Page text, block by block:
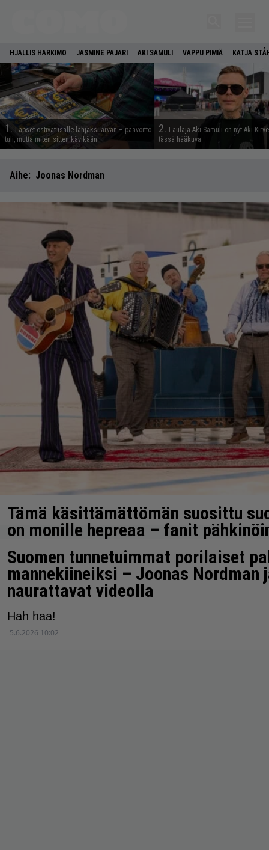
HJALLIS HARKIMO JASMINE PAJARI AKI SAMULI VAPPU PIMIÄ KATJA
1. Lapset ostivat isälle lahjaksi arvan – päävoitto
tuli, mutta miten sitten kävikään
2. Laulaja Aki Samuli on nyt Aki
tässä hääkuva
Aihe: Joonas Nordman
Tämä käsittämättömän suosittu
on monille hepreaa – fanit
uutisesta
Keiski ja ENO.
11.6.2026 14:46
Suomen tunnetuimmat porilaiset
mannekiineiksi – Joonas Nordman
naurattavat videolla
Hah haa!
5.6.2026 10:02